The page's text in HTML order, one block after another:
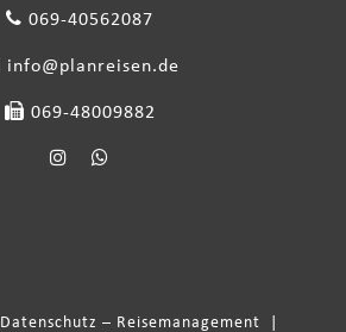
069-40562087
info@planreisen.de
069-48009882
Datenschutz – Reisemanagement